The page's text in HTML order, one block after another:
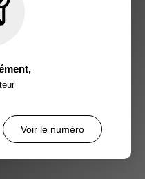
,
Voir le numéro